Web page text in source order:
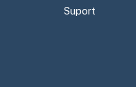
Suport